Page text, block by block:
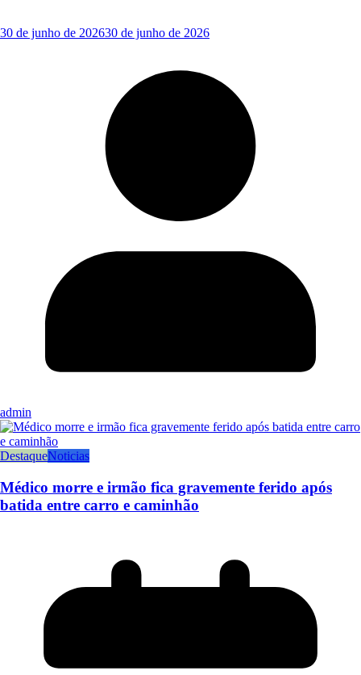
30 de junho de 202630 de junho de 2026
admin
DestaqueNoticias
Médico morre e irmão fica gravemente ferido após
batida entre carro e caminhão